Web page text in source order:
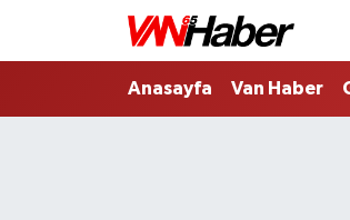
Anasayfa Van Haber
Nöbetçi Eczaneler